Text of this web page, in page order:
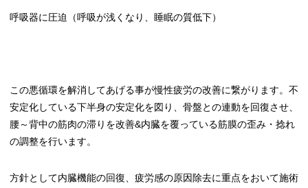
呼吸器に圧迫（呼吸が浅くなり、睡眠の質低下）
この悪循環を解消してあげる事が慢性疲労の改善に繋がります。不
安定化している下半身の安定化を図り、骨盤との連動を回復させ、
腰～背中の筋肉の滞りを改善&内臓を覆っている筋膜の歪み・捻れ
の調整を行います。
方針として内臓機能の回復、疲労感の原因除去に重点をおいて施術